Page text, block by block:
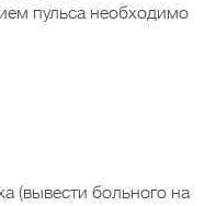
пульса необходимо
(вывести больного на